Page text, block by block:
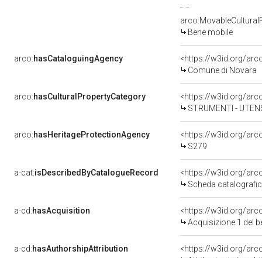
Bene mobile
arco:hasCataloguingAgency
<https://w3id.org/
Comune di Novara
arco:hasCulturalPropertyCategory
STRUMENTI -
arco:hasHeritageProtectionAgency
<https://w3id.org/
S279
a-cat:isDescribedByCatalogueRecord
<https://w3id.org/
Scheda
a-cd:hasAcquisition
<https://w3id.org/
Acquisizione 1 del
a-cd:hasAuthorshipAttribution
<https://w3id.org/